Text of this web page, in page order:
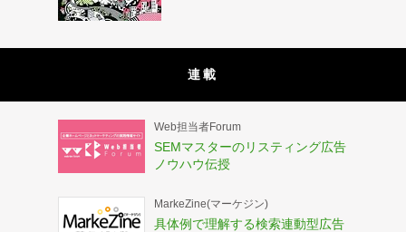
連載
Web担当者Forum
SEMマスターのリスティング広告
ノウハウ伝授
MarkeZine(マーケジン)
具体例で理解する検索連動型広告